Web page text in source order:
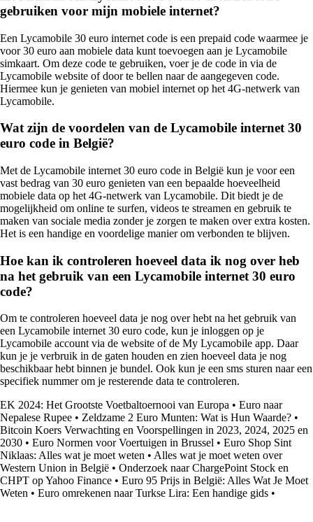
gebruiken voor mijn mobiele internet?
Een Lycamobile 30 euro internet code is een prepaid code waarmee je
voor 30 euro aan mobiele data kunt toevoegen aan je Lycamobile
simkaart. Om deze code te gebruiken, voer je de code in via de
Lycamobile website of door te bellen naar de aangegeven code.
Hiermee kun je genieten van mobiel internet op het 4G-netwerk van
Lycamobile.
Wat zijn de voordelen van de Lycamobile internet 30
euro code in België?
Met de Lycamobile internet 30 euro code in België kun je voor een
vast bedrag van 30 euro genieten van een bepaalde hoeveelheid
mobiele data op het 4G-netwerk van Lycamobile. Dit biedt je de
mogelijkheid om online te surfen, videos te streamen en gebruik te
maken van sociale media zonder je zorgen te maken over extra kosten.
Het is een handige en voordelige manier om verbonden te blijven.
Hoe kan ik controleren hoeveel data ik nog over heb
na het gebruik van een Lycamobile internet 30 euro
code?
Om te controleren hoeveel data je nog over hebt na het gebruik van
een Lycamobile internet 30 euro code, kun je inloggen op je
Lycamobile account via de website of de My Lycamobile app. Daar
kun je je verbruik in de gaten houden en zien hoeveel data je nog
beschikbaar hebt binnen je bundel. Ook kun je een sms sturen naar een
specifiek nummer om je resterende data te controleren.
EK 2024: Het Grootste Voetbaltoernooi van Europa • Euro naar
Nepalese Rupee • Zeldzame 2 Euro Munten: Wat is Hun Waarde? •
Bitcoin Koers Verwachting en Voorspellingen in 2023, 2024, 2025 en
2030 • Euro Normen voor Voertuigen in Brussel • Euro Shop Sint
Niklaas: Alles wat je moet weten • Alles wat je moet weten over
Western Union in België • Onderzoek naar ChargePoint Stock en
CHPT op Yahoo Finance • Euro 95 Prijs in België: Alles Wat Je Moet
Weten • Euro omrekenen naar Turkse Lira: Een handige gids •